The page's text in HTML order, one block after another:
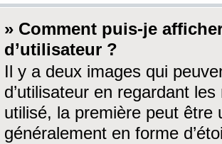
» Comment puis-je
d’utilisateur ?
Il y a deux images qui
d’utilisateur en regardant
utilisé, la première peut être
généralement en forme